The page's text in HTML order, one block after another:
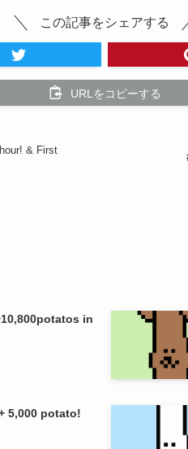
この記事をシェアする
URLをコピーする
& First
in
5,000 potato!